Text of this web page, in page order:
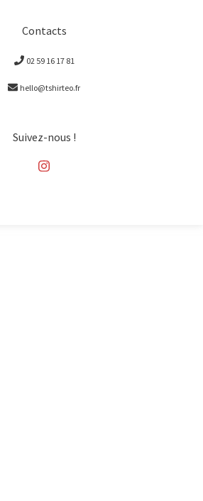
Contacts
02 59 16 17 81
hello@tshirteo.fr
Suivez-nous !